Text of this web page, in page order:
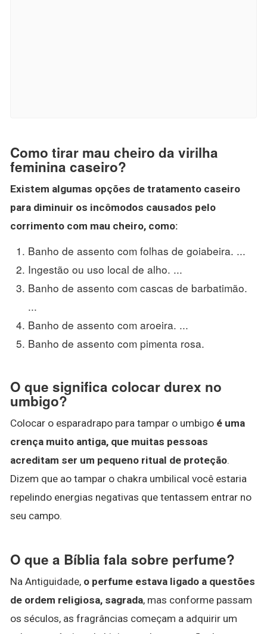
Como tirar mau cheiro da virilha
feminina caseiro?
Existem algumas opções de tratamento caseiro
para diminuir os incômodos causados pelo
corrimento com mau cheiro, como:
Banho de assento com folhas de goiabeira. ...
Ingestão ou uso local de alho. ...
Banho de assento com cascas de barbatimão.
...
Banho de assento com aroeira. ...
Banho de assento com pimenta rosa.
O que significa colocar durex no
umbigo?
Colocar o esparadrapo para tampar o umbigo é uma
crença muito antiga, que muitas pessoas
acreditam ser um pequeno ritual de proteção.
Dizem que ao tampar o chakra umbilical você estaria
repelindo energias negativas que tentassem entrar no
seu campo.
O que a Bíblia fala sobre perfume?
Na Antiguidade, o perfume estava ligado a questões
de ordem religiosa, sagrada, mas conforme passam
os séculos, as fragrâncias começam a adquirir um